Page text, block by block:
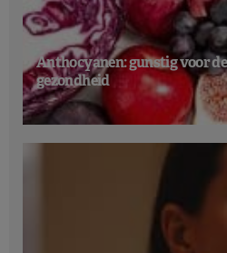
Anthocyanen: gunstig voor
gezondheid